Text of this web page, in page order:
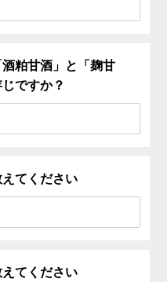
粕甘酒」と「麹甘
ですか？
てください
てください